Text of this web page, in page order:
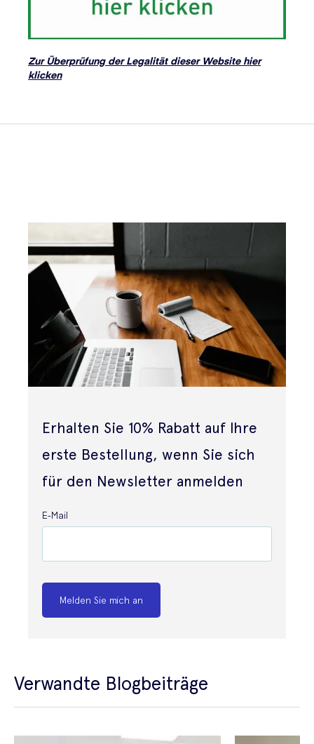
Zur Überprüfung der Legalität dieser Website hier
klicken
Erhalten Sie 10% Rabatt auf Ihre
erste Bestellung, wenn Sie sich
für den Newsletter anmelden
E-Mail
Melden Sie mich an
Verwandte Blogbeiträge